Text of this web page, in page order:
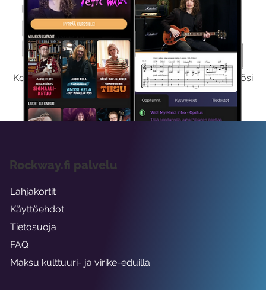
Kokeile Ilmaiseksi
Kokeilemalla ilmaiseksi saat koko sisältömme käyttöösi
viikon ajaksi.
Rockway.fi palvelu
Lahjakortit
Käyttöehdot
Tietosuoja
FAQ
Maksu kulttuuri- ja virike-eduilla